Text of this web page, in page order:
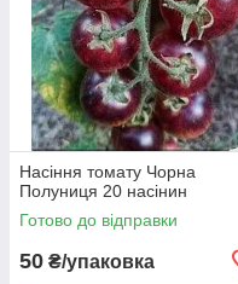
Насіння томату Чорна
Полуниця 20 насінин
Готово до відправки
50 ₴/упаковка